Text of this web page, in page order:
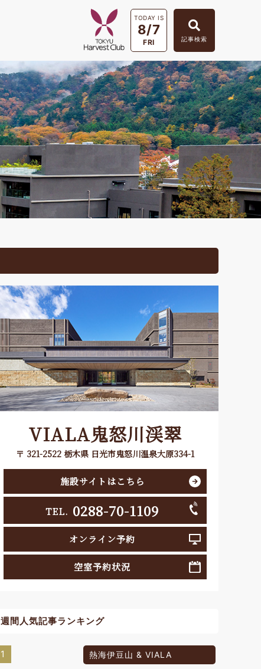
TODAY IS
8/7
FRI 記事検索
VIALA鬼怒川渓翠
〒 321-2522 栃木県 日光市鬼怒川温泉大原334-1
施設サイトはこちら
TEL. 0288-70-1109
オンライン予約
空室予約状況
週間人気記事ランキング
1 熱海伊豆山 & VIALA